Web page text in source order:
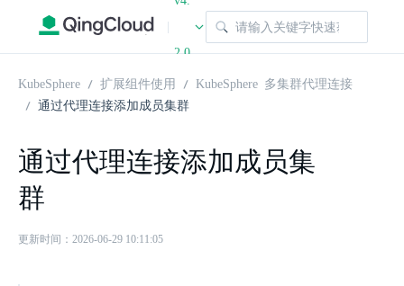
|
2.0
KubeSphere 扩展组件使用
KubeSphere 多集群代理连接
通过代理连接添加成员集群
通过代理连接添加成员集
群
更新时间：2026-06-29 10:11:05